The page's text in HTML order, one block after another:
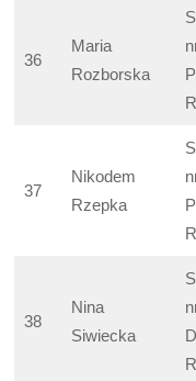
36
Maria
Rozborska
37
Nikodem
Rzepka
38
Nina
Siwiecka